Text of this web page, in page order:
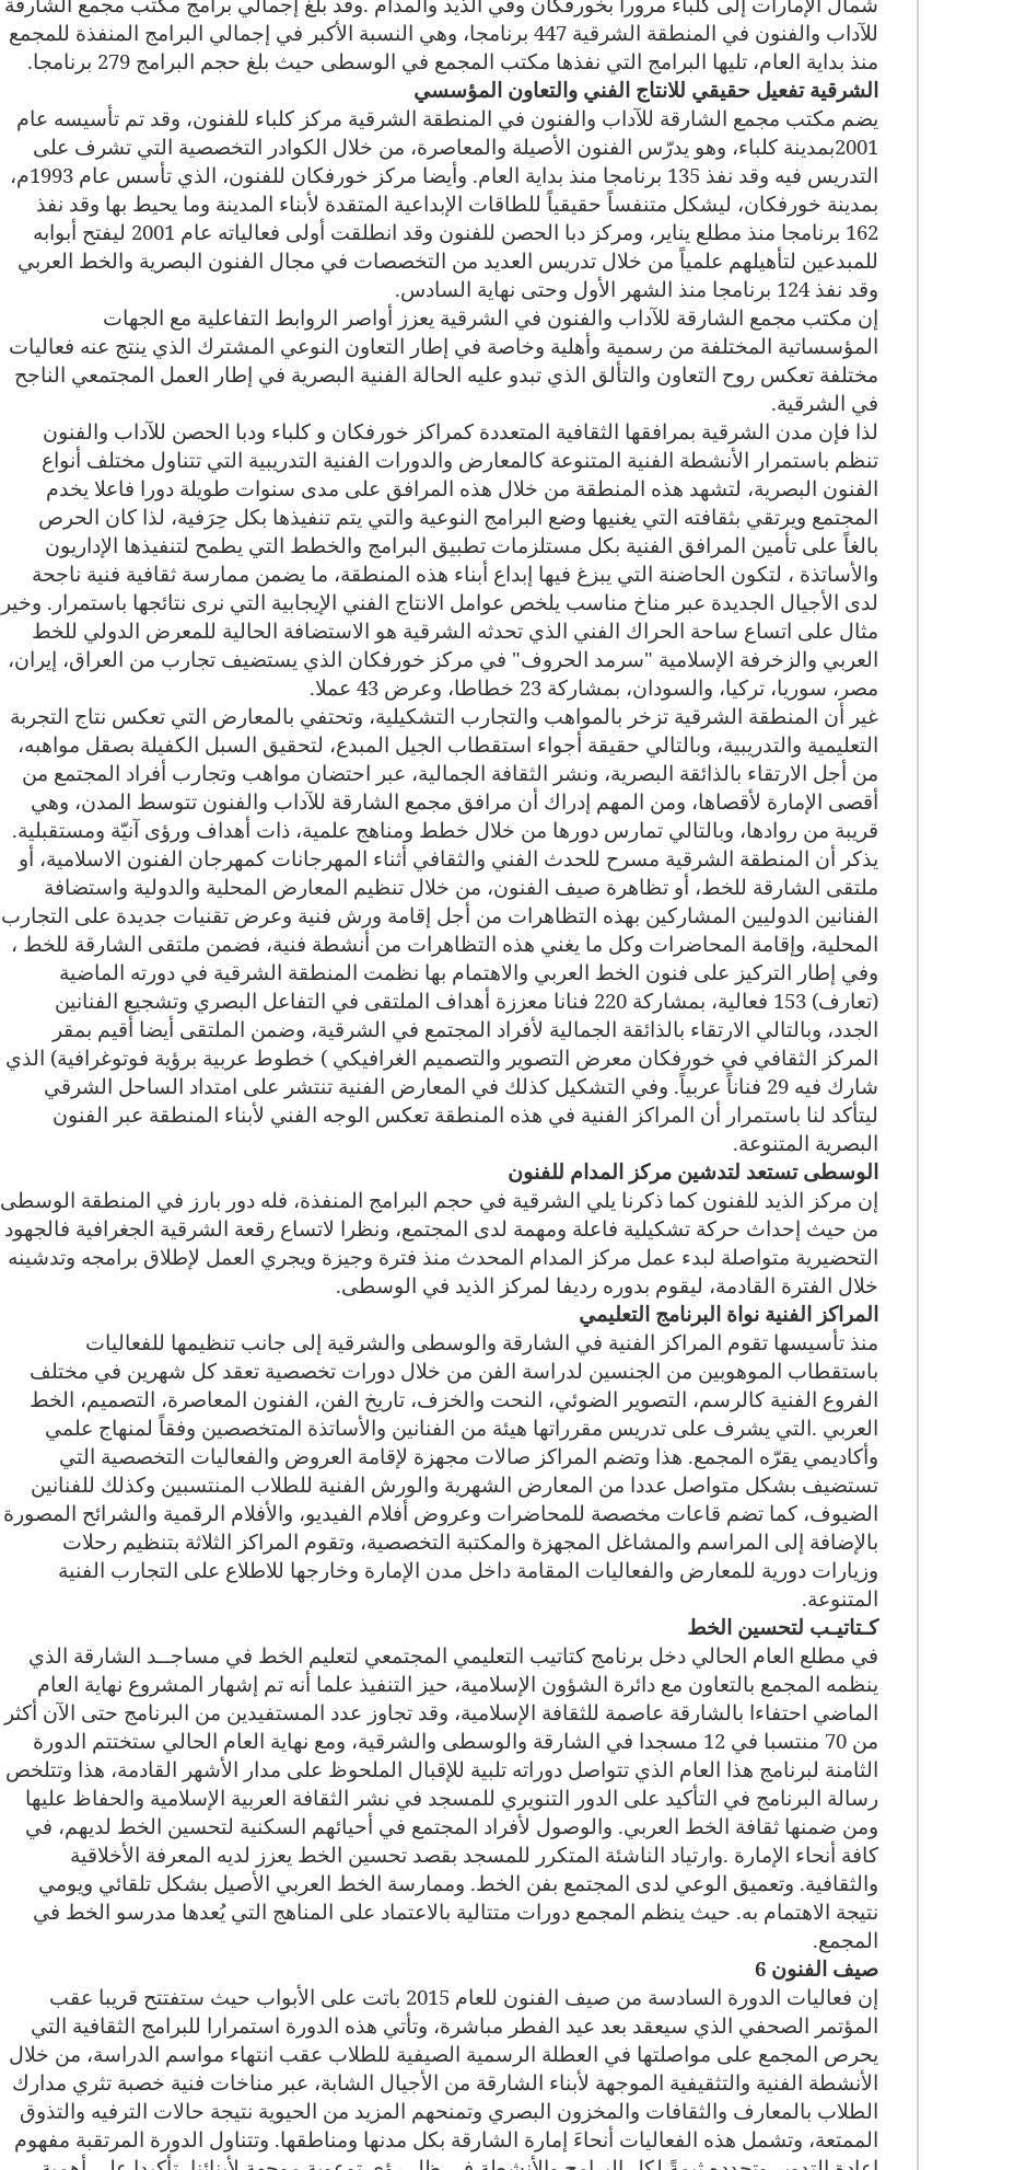
للآداب والفنون في المنطقة الشرقية 447 برنامجا، وهي النسبة الأكبر في إجمالي البرامج المنفذة للمجمع
منذ بداية العام، تليها البرامج التي نفذها مكتب المجمع في الوسطى حيث بلغ حجم البرامج 279 برنامجا
.
الشرقية تفعيل حقيقي للانتاج الفني والتعاون المؤسسي
يضم مكتب مجمع الشارقة للآداب والفنون في المنطقة الشرقية مركز كلباء للفنون، وقد تم تأسيسه عام
2001بمدينة كلباء، وهو يدرّس الفنون الأصيلة والمعاصرة، من خلال الكوادر التخصصية التي تشرف على
التدريس فيه وقد نفذ 135 برنامجا منذ بداية العام. وأيضا مركز خورفكان للفنون، الذي تأسس عام 1993م،
بمدينة خورفكان، ليشكل متنفساً حقيقياً للطاقات الإبداعية المتقدة لأبناء المدينة وما يحيط بها وقد نفذ
162 برنامجا منذ مطلع يناير، ومركز دبا الحصن للفنون وقد انطلقت أولى فعالياته عام 2001 ليفتح أبوابه
للمبدعين لتأهيلهم علمياً من خلال تدريس العديد من التخصصات في مجال الفنون البصرية والخط العربي
وقد نفذ 124 برنامجا منذ الشهر الأول وحتى نهاية السادس
.
إن مكتب مجمع الشارقة للآداب والفنون في الشرقية يعزز أواصر الروابط التفاعلية مع الجهات
المؤسساتية المختلفة من رسمية وأهلية وخاصة في إطار التعاون النوعي المشترك الذي ينتج عنه فعاليات
مختلفة تعكس روح التعاون والتألق الذي تبدو عليه الحالة الفنية البصرية في إطار العمل المجتمعي الناجح
في الشرقية.
لذا فإن مدن الشرقية بمرافقها الثقافية المتعددة كمراكز خورفكان و كلباء ودبا الحصن للآداب والفنون
تنظم باستمرار الأنشطة الفنية المتنوعة كالمعارض والدورات الفنية التدريبية التي تتناول مختلف أنواع
الفنون البصرية، لتشهد هذه المنطقة من خلال هذه المرافق على مدى سنوات طويلة دورا فاعلا يخدم
المجتمع ويرتقي بثقافته التي يغنيها وضع البرامج النوعية والتي يتم تنفيذها بكل حِرَفية، لذا كان الحرص
بالغاً على تأمين المرافق الفنية بكل مستلزمات تطبيق البرامج والخطط التي يطمح لتنفيذها الإداريون
والأساتذة ، لتكون الحاضنة التي يبزغ فيها إبداع أبناء هذه المنطقة، ما يضمن ممارسة ثقافية فنية ناجحة
لدى الأجيال الجديدة عبر مناخ مناسب يلخص عوامل الانتاج الفني الإيجابية التي نرى نتائجها باستمرار. وخير
مثال على اتساع ساحة الحراك الفني الذي تحدثه الشرقية هو الاستضافة الحالية للمعرض الدولي للخط
العربي والزخرفة الإسلامية "سرمد الحروف" في مركز خورفكان الذي يستضيف تجارب من العراق، إيران،
مصر، سوريا، تركيا، والسودان، بمشاركة 23 خطاطا، وعرض 43 عملا
.
غير أن المنطقة الشرقية تزخر بالمواهب والتجارب التشكيلية، وتحتفي بالمعارض التي تعكس نتاج التجربة
التعليمية والتدريبية، وبالتالي حقيقة أجواء استقطاب الجيل المبدع، لتحقيق السبل الكفيلة بصقل مواهبه،
من أجل الارتقاء بالذائقة البصرية، ونشر الثقافة الجمالية، عبر احتضان مواهب وتجارب أفراد المجتمع من
أقصى الإمارة لأقصاها، ومن المهم إدراك أن مرافق مجمع الشارقة للآداب والفنون تتوسط المدن، وهي
قريبة من روادها، وبالتالي تمارس دورها من خلال خطط ومناهج علمية، ذات أهداف ورؤى آنيّة ومستقبلية.
يذكر أن المنطقة الشرقية مسرح للحدث الفني والثقافي أثناء المهرجانات كمهرجان الفنون الاسلامية، أو
ملتقى الشارقة للخط، أو تظاهرة صيف الفنون، من خلال تنظيم المعارض المحلية والدولية واستضافة
الفنانين الدوليين المشاركين بهذه التظاهرات من أجل إقامة ورش فنية وعرض تقنيات جديدة على التجارب
المحلية، وإقامة المحاضرات وكل ما يغني هذه التظاهرات من أنشطة فنية، فضمن ملتقى الشارقة للخط ،
وفي إطار التركيز على فنون الخط العربي والاهتمام بها نظمت المنطقة الشرقية في دورته الماضية
(تعارف) 153 فعالية، بمشاركة 220 فنانا معززة أهداف الملتقى في التفاعل البصري وتشجيع الفنانين
الجدد، وبالتالي الارتقاء بالذائقة الجمالية لأفراد المجتمع في الشرقية، وضمن الملتقى أيضا أقيم بمقر
المركز الثقافي في خورفكان معرض التصوير والتصميم الغرافيكي ( خطوط عربية برؤية فوتوغرافية) الذي
شارك فيه 29 فناناً عربياً. وفي التشكيل كذلك في المعارض الفنية تنتشر على امتداد الساحل الشرقي
ليتأكد لنا باستمرار أن المراكز الفنية في هذه المنطقة تعكس الوجه الفني لأبناء المنطقة عبر الفنون
البصرية المتنوعة.
الوسطى تستعد لتدشين مركز المدام للفنون
إن مركز الذيد للفنون كما ذكرنا يلي الشرقية في حجم البرامج المنفذة، فله دور بارز في المنطقة الوسطى
من حيث إحداث حركة تشكيلية فاعلة ومهمة لدى المجتمع، ونظرا لاتساع رقعة الشرقية الجغرافية فالجهود
التحضيرية متواصلة لبدء عمل مركز المدام المحدث منذ فترة وجيزة ويجري العمل لإطلاق برامجه وتدشينه
خلال الفترة القادمة، ليقوم بدوره رديفا لمركز الذيد في الوسطى.
المراكز الفنية نواة البرنامج التعليمي
منذ تأسيسها تقوم المراكز الفنية في الشارقة والوسطى والشرقية إلى جانب تنظيمها للفعاليات
باستقطاب الموهوبين من الجنسين لدراسة الفن من خلال دورات تخصصية تعقد كل شهرين في مختلف
الفروع الفنية كالرسم، التصوير الضوئي، النحت والخزف، تاريخ الفن، الفنون المعاصرة، التصميم، الخط
العربي .التي يشرف على تدريس مقرراتها هيئة من الفنانين والأساتذة المتخصصين وفقاً لمنهاج علمي
وأكاديمي يقرّه المجمع. هذا وتضم المراكز صالات مجهزة لإقامة العروض والفعاليات التخصصية التي
تستضيف بشكل متواصل عددا من المعارض الشهرية والورش الفنية للطلاب المنتسبين وكذلك للفنانين
الضيوف، كما تضم قاعات مخصصة للمحاضرات وعروض أفلام الفيديو، والأفلام الرقمية والشرائح المصورة
بالإضافة إلى المراسم والمشاغل المجهزة والمكتبة التخصصية، وتقوم المراكز الثلاثة بتنظيم رحلات
وزيارات دورية للمعارض والفعاليات المقامة داخل مدن الإمارة وخارجها للاطلاع على التجارب الفنية
المتنوعة.
كـتاتيـب لتحسين الخط
في مطلع العام الحالي دخل برنامج كتاتيب التعليمي المجتمعي لتعليم الخط في مساجــد الشارقة الذي
ينظمه المجمع بالتعاون مع دائرة الشؤون الإسلامية، حيز التنفيذ علما أنه تم إشهار المشروع نهاية العام
الماضي احتفاءا بالشارقة عاصمة للثقافة الإسلامية، وقد تجاوز عدد المستفيدين من البرنامج حتى الآن أكثر
من 70 منتسبا في 12 مسجدا في الشارقة والوسطى والشرقية، ومع نهاية العام الحالي ستختتم الدورة
الثامنة لبرنامج هذا العام الذي تتواصل دوراته تلبية للإقبال الملحوظ على مدار الأشهر القادمة، هذا وتتلخص
رسالة البرنامج في التأكيد على الدور التنويري للمسجد في نشر الثقافة العربية الإسلامية والحفاظ عليها
ومن ضمنها ثقافة الخط العربي. والوصول لأفراد المجتمع في أحيائهم السكنية لتحسين الخط لديهم، في
كافة أنحاء الإمارة .وارتياد الناشئة المتكرر للمسجد بقصد تحسين الخط يعزز لديه المعرفة الأخلاقية
والثقافية. وتعميق الوعي لدى المجتمع بفن الخط. وممارسة الخط العربي الأصيل بشكل تلقائي ويومي
نتيجة الاهتمام به. حيث ينظم المجمع دورات متتالية بالاعتماد على المناهج التي يُعدها مدرسو الخط في
المجمع.
صيف الفنون 6
إن فعاليات الدورة السادسة من صيف الفنون للعام 2015 باتت على الأبواب حيث ستفتتح قريبا عقب
المؤتمر الصحفي الذي سيعقد بعد عيد الفطر مباشرة، وتأتي هذه الدورة استمرارا للبرامج الثقافية التي
يحرص المجمع على مواصلتها في العطلة الرسمية الصيفية للطلاب عقب انتهاء مواسم الدراسة، من خلال
الأنشطة الفنية والتثقيفية الموجهة لأبناء الشارقة من الأجيال الشابة، عبر مناخات فنية خصبة تثري مدارك
الطلاب بالمعارف والثقافات والمخزون البصري وتمنحهم المزيد من الحيوية نتيجة حالات الترفيه والتذوق
الممتعة، وتشمل هذه الفعاليات أنحاءَ إمارة الشارقة بكل مدنها ومناطقها. وتتناول الدورة المرتقبة مفهوم